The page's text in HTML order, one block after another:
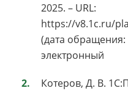
2025. – URL:
https://v8.1c.ru/
(дата обращения:
электронный
Котеров, Д. В.